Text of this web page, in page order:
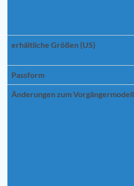
erhältliche Größen (US)
Passform
Änderungen zum Vorgängermodell